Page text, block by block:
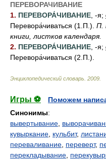
ПЕРЕВОРАЧИВАНИЕ
1. ПЕРЕВОРА́ЧИВАНИЕ , -я;
Перевора́чиваться (1.П.). П.
книги, листков календаря.
2. ПЕРЕВОРА́ЧИВАНИЕ , -я;
Перевора́чиваться (2.П.).
Энциклопедический словарь 2009
Игры ⚽
Поможем
Синонимы:
вывертывание
кувыркание кульбит,
переваливание переверт,
перекладывание